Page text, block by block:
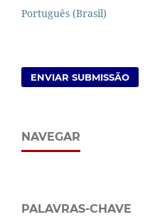
Português (Brasil)
ENVIAR SUBMISSÃO
NAVEGAR
PALAVRAS-CHAVE